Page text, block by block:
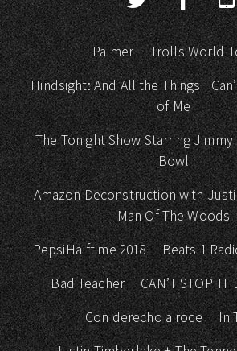
Palmer
Trolls World
Hindsight: And All the Things I
of Me
The Tonight Show Starring
Bowl
Amazon Deconstruction with
Man Of The Woods
PepsiHalftime 2018
Beats 1
Bad Teacher
CAN’T STOP
Con derecho a roce
In